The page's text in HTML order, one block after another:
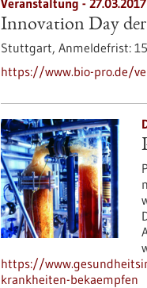
Veranstaltung - 27.03.2017
Innovation Day
Stuttgart, Anmeldefrist:
https://www.bio-pro.de/
https://
krankheiten-bekaempfen